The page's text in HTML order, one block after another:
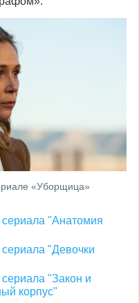
«Уборщица»
"Анатомия
"Девочки
"Закон и
корпус"